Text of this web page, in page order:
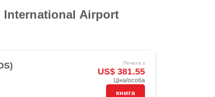
International Airport
Почати з
US$ 381.55
Ціна/особа
книга